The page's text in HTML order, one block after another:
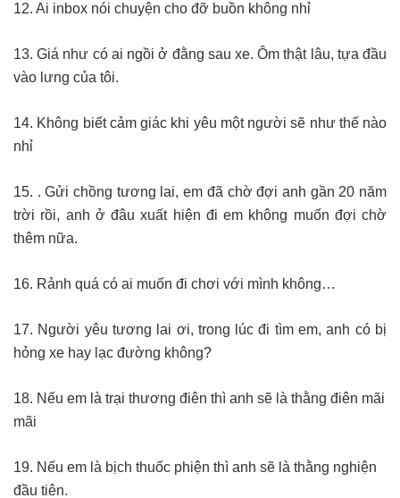
12. Ai inbox nói chuyện cho đỡ buồn không nhỉ
13. Giá như có ai ngồi ở đằng sau xe. Ôm thật lâu, tựa đầu
vào lưng của tôi.
14. Không biết cảm giác khi yêu một người sẽ như thế nào
nhỉ
15. . Gửi chồng tương lai, em đã chờ đợi anh gần 20 năm
trời rồi, anh ở đâu xuất hiện đi em không muốn đợi chờ
thêm nữa.
16. Rảnh quá có ai muốn đi chơi với mình không…
17. Người yêu tương lai ơi, trong lúc đi tìm em, anh có bị
hỏng xe hay lạc đường không?
18. Nếu em là trại thương điên thì anh sẽ là thằng điên mãi
mãi
19. Nếu em là bịch thuốc phiện thì anh sẽ là thằng nghiện
đầu tiên.